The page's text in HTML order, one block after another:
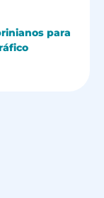
para